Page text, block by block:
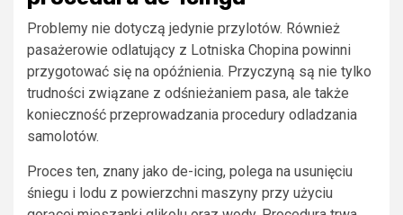
Problemy nie dotyczą jedynie przylotów. Również
pasażerowie odlatujący z Lotniska Chopina powinni
przygotować się na opóźnienia. Przyczyną są nie tylko
trudności związane z odśnieżaniem pasa, ale także
konieczność przeprowadzania procedury odladzania
samolotów.
Proces ten, znany jako de-icing, polega na usunięciu
śniegu i lodu z powierzchni maszyny przy użyciu